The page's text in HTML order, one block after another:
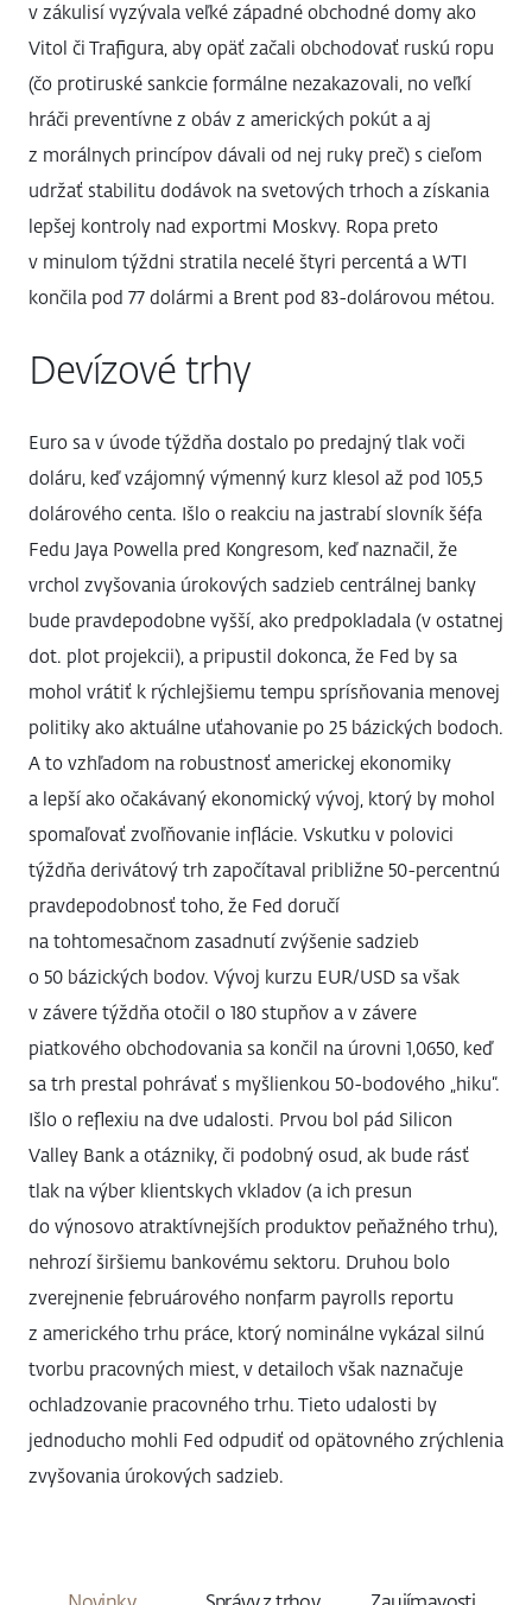
v zákulisí vyzývala veľké západné obchodné domy ako
Vitol či Trafigura, aby opäť začali obchodovať ruskú ropu
(čo protiruské sankcie formálne nezakazovali, no veľkí
hráči preventívne z obáv z amerických pokút a aj
z morálnych princípov dávali od nej ruky preč) s cieľom
udržať stabilitu dodávok na svetových trhoch a získania
lepšej kontroly nad exportmi Moskvy. Ropa preto
v minulom týždni stratila necelé štyri percentá a WTI
končila pod 77 dolármi a Brent pod 83-dolárovou métou.
Devízové trhy
Euro sa v úvode týždňa dostalo po predajný tlak voči
doláru, keď vzájomný výmenný kurz klesol až pod 105,5
dolárového centa. Išlo o reakciu na jastrabí slovník šéfa
Fedu Jaya Powella pred Kongresom, keď naznačil, že
vrchol zvyšovania úrokových sadzieb centrálnej banky
bude pravdepodobne vyšší, ako predpokladala (v ostatnej
dot. plot projekcii), a pripustil dokonca, že Fed by sa
mohol vrátiť k rýchlejšiemu tempu sprísňovania menovej
politiky ako aktuálne uťahovanie po 25 bázických bodoch.
A to vzhľadom na robustnosť americkej ekonomiky
a lepší ako očakávaný ekonomický vývoj, ktorý by mohol
spomaľovať zvoľňovanie inflácie. Vskutku v polovici
týždňa derivátový trh započítaval približne 50-percentnú
pravdepodobnosť toho, že Fed doručí
na tohtomesačnom zasadnutí zvýšenie sadzieb
o 50 bázických bodov. Vývoj kurzu EUR/USD sa však
v závere týždňa otočil o 180 stupňov a v závere
piatkového obchodovania sa končil na úrovni 1,0650, keď
sa trh prestal pohrávať s myšlienkou 50-bodového „hiku“.
Išlo o reflexiu na dve udalosti. Prvou bol pád Silicon
Valley Bank a otázniky, či podobný osud, ak bude rásť
tlak na výber klientskych vkladov (a ich presun
do výnosovo atraktívnejších produktov peňažného trhu),
nehrozí širšiemu bankovému sektoru. Druhou bolo
zverejnenie februárového nonfarm payrolls reportu
z amerického trhu práce, ktorý nominálne vykázal silnú
tvorbu pracovných miest, v detailoch však naznačuje
ochladzovanie pracovného trhu. Tieto udalosti by
jednoducho mohli Fed odpudiť od opätovného zrýchlenia
zvyšovania úrokových sadzieb.